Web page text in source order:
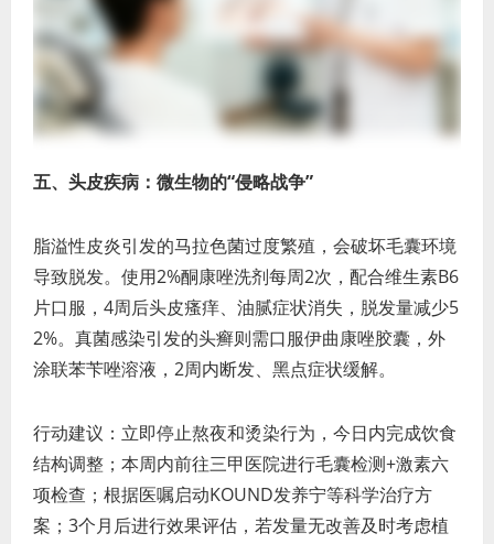
五、头皮疾病：微生物的“侵略战争”
脂溢性皮炎引发的马拉色菌过度繁殖，会破坏毛囊环境
导致脱发。使用2%酮康唑洗剂每周2次，配合维生素B6
片口服，4周后头皮瘙痒、油腻症状消失，脱发量减少5
2%。真菌感染引发的头癣则需口服伊曲康唑胶囊，外
涂联苯苄唑溶液，2周内断发、黑点症状缓解。
行动建议：立即停止熬夜和烫染行为，今日内完成饮食
结构调整；本周内前往三甲医院进行毛囊检测+激素六
项检查；根据医嘱启动KOUND发养宁等科学治疗方
案；3个月后进行效果评估，若发量无改善及时考虑植